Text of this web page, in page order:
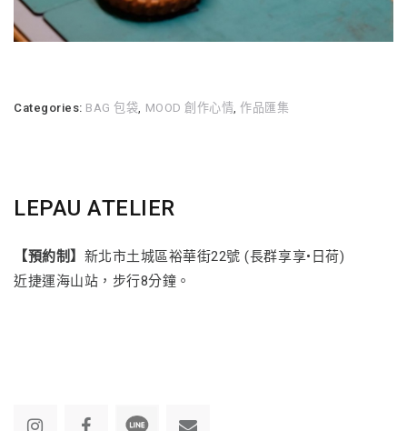
Categories: BAG 包袋, MOOD 創作心情,作品匯集
LEPAU ATELIER
【預約制】 新北市土城區裕華街22號 (長群享享•日荷)
近捷運海山站，步行8分鐘。